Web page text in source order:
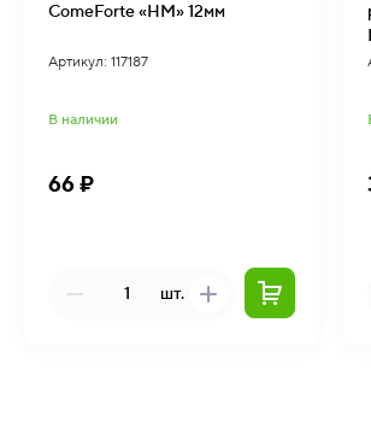
ComeForte «HM» 12мм
Артикул: 117187
В наличии
66 ₽
шт.